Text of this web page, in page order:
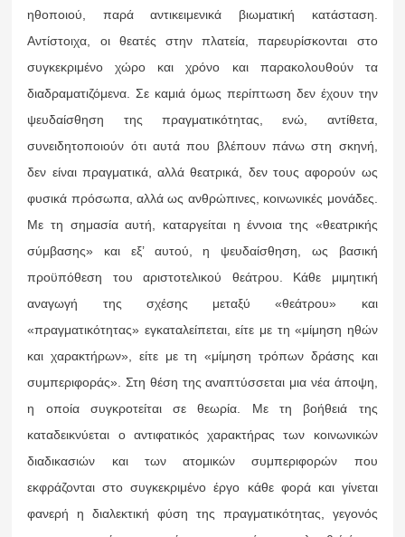
ηθοποιού, παρά αντικειμενικά βιωματική κατάσταση.
Αντίστοιχα, οι θεατές στην πλατεία, παρευρίσκονται στο
συγκεκριμένο χώρο και χρόνο και παρακολουθούν τα
διαδραματιζόμενα. Σε καμιά όμως περίπτωση δεν έχουν την
ψευδαίσθηση της πραγματικότητας, ενώ, αντίθετα,
συνειδητοποιούν ότι αυτά που βλέπουν πάνω στη σκηνή,
δεν είναι πραγματικά, αλλά θεατρικά, δεν τους αφορούν ως
φυσικά πρόσωπα, αλλά ως ανθρώπινες, κοινωνικές μονάδες.
Με τη σημασία αυτή, καταργείται η έννοια της «θεατρικής
σύμβασης» και εξ’ αυτού, η ψευδαίσθηση, ως βασική
προϋπόθεση του αριστοτελικού θεάτρου. Κάθε μιμητική
αναγωγή της σχέσης μεταξύ «θεάτρου» και
«πραγματικότητας» εγκαταλείπεται, είτε με τη «μίμηση ηθών
και χαρακτήρων», είτε με τη «μίμηση τρόπων δράσης και
συμπεριφοράς». Στη θέση της αναπτύσσεται μια νέα άποψη,
η οποία συγκροτείται σε θεωρία. Με τη βοήθειά της
καταδεικνύεται ο αντιφατικός χαρακτήρας των κοινωνικών
διαδικασιών και των ατομικών συμπεριφορών που
εκφράζονται στο συγκεκριμένο έργο κάθε φορά και γίνεται
φανερή η διαλεκτική φύση της πραγματικότητας, γεγονός